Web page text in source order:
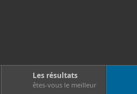
Les résultats
êtes-vous le meilleur